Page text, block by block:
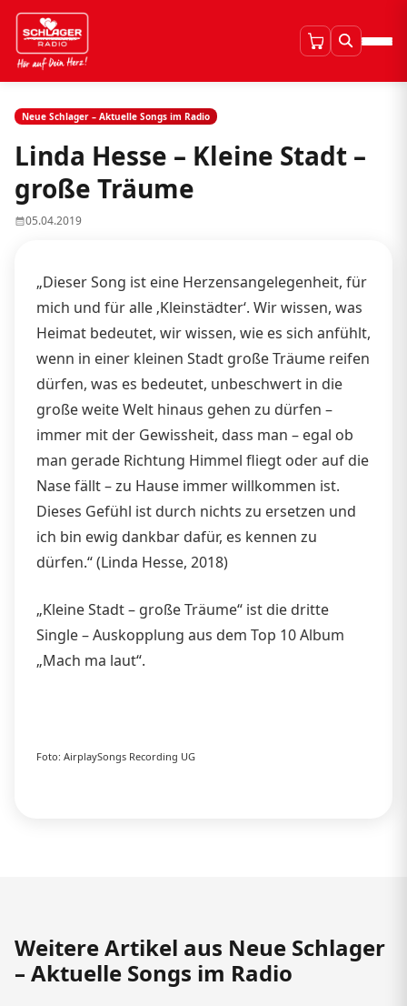
Neue Schlager – Aktuelle Songs im Radio
Linda Hesse – Kleine Stadt –
große Träume
05.04.2019
„Dieser Song ist eine Herzensangelegenheit, für
mich und für alle ‚Kleinstädter‘. Wir wissen, was
Heimat bedeutet, wir wissen, wie es sich anfühlt,
wenn in einer kleinen Stadt große Träume reifen
dürfen, was es bedeutet, unbeschwert in die
große weite Welt hinaus gehen zu dürfen –
immer mit der Gewissheit, dass man – egal ob
man gerade Richtung Himmel fliegt oder auf die
Nase fällt – zu Hause immer willkommen ist.
Dieses Gefühl ist durch nichts zu ersetzen und
ich bin ewig dankbar dafür, es kennen zu
dürfen.“ (Linda Hesse, 2018)
„Kleine Stadt – große Träume“ ist die dritte
Single – Auskopplung aus dem Top 10 Album
„Mach ma laut“.
Foto: AirplaySongs Recording UG
Weitere Artikel aus Neue Schlager
– Aktuelle Songs im Radio